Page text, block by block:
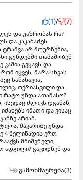
(1)/ (7)
და უაზრობას რა?
და კაკაბაძეს
არ მოურჩენია,
გუნდებში თამაშობენ
გვყავს და
იყვეს, მარა სხვას
სანახავია,
ოქრიასვილი და
რატო უნდა ათამასო?
ისედაც ძლივს დგანან,
იმათი და ვისაც
არიან.
მაკარიძე უნდა
4 წელიწადია ერთ
მნიშვნელი,
ადგილი? გავიდნენ და
გამოხმაურება(3)